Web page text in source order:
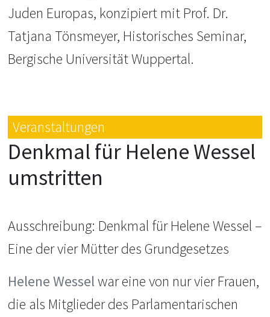
Juden Europas, konzipiert mit Prof. Dr.
Tatjana Tönsmeyer, Historisches Seminar,
Bergische Universität Wuppertal.
Veranstaltungen
Denkmal für Helene Wessel
umstritten
Ausschreibung: Denkmal für Helene Wessel –
Eine der vier Mütter des Grundgesetzes
Helene Wesselwar eine von nur vier Frauen,
die als Mitglieder des Parlamentarischen